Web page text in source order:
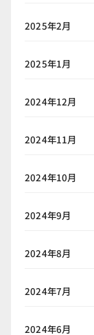
2025年2月
2025年1月
2024年12月
2024年11月
2024年10月
2024年9月
2024年8月
2024年7月
2024年6月